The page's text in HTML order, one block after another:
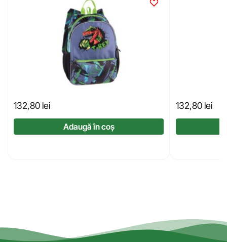
132,80 lei
Adaugă în coș
132,80 lei